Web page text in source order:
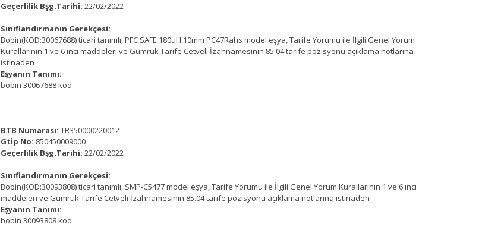
Geçerlilik Bşg.Tarihi: 22/02/2022
Sınıflandırmanın Gerekçesi:
Bobin(KOD:30067688) ticari tanımlı, PFC SAFE 180uH 10mm PC47Rahs model eşya, Tarife Yorumu ile İlgili Genel Yorum
Kurallarının 1 ve 6 ıncı maddeleri ve Gümrük Tarife Cetveli İzahnamesinin 85.04 tarife pozisyonu açıklama notlarına
istinaden
Eşyanın Tanımı:
bobin 30067688 kod
BTB Numarası: TR350000220012
Gtip No: 850450009000
Geçerlilik Bşg.Tarihi: 22/02/2022
Sınıflandırmanın Gerekçesi:
Bobin(KOD:30093808) ticari tanımlı, SMP-C5477 model eşya, Tarife Yorumu ile İlgili Genel Yorum Kurallarının 1 ve 6 ıncı
maddeleri ve Gümrük Tarife Cetveli İzahnamesinin 85.04 tarife pozisyonu açıklama notlarına istinaden
Eşyanın Tanımı:
bobin 30093808 kod